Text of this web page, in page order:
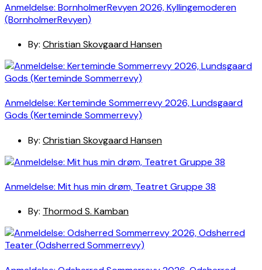
Anmeldelse: BornholmerRevyen 2026, Kyllingemoderen
(BornholmerRevyen)
By: Christian Skovgaard Hansen
Anmeldelse: Kerteminde Sommerrevy 2026, Lundsgaard
Gods (Kerteminde Sommerrevy)
By: Christian Skovgaard Hansen
Anmeldelse: Mit hus min drøm, Teatret Gruppe 38
By: Thormod S. Kamban